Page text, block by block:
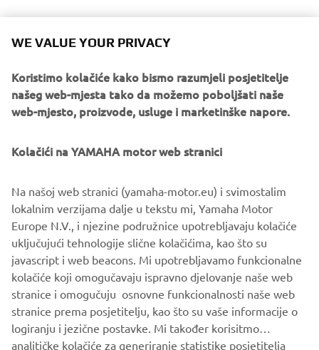
With its super aggressive looks, radical design and
sequential manual gearbox - combined with blistering
acceleration and a phenomenal top speed - the all-terrain
Now Yamaha are about to take the high performance SxS
remarkable new YXZ1000R SS.
Featuring a racing-style paddle shift system that offers
even quicker acceleration and a higher level of
controllability in extreme situations, this high specification
supersport SxS brings computer-controlled racing car
technology to the ROV category for the first time.
WE VALUE YOUR PRIVACY
Koristimo kolačiće kako bismo razumjeli posjetitelje
našeg web-mjesta tako da možemo poboljšati naše
web-mjesto, proizvode, usluge i marketinške napore.
Kolačići na YAMAHA motor web stranici
Na našoj web stranici (yamaha-motor.eu) i svimostalim
lokalnim verzijama dalje u tekstu mi, Yamaha Motor
Europe N.V., i njezine podružnice upotrebljavaju kolačiće
uključujući tehnologije slične kolačićima, kao što su
javascript i web beacons. Mi upotrebljavamo funkcionalne
kolačiće koji omogučavaju ispravno djelovanje naše web
stranice i omogučuju osnovne funkcionalnosti naše web
stranice prema posjetitelju, kao što su vaše informacije o
logiranju i jezične postavke. Mi također korisitmo
analitičke kolačiće za generiranje statistike posjetitelja